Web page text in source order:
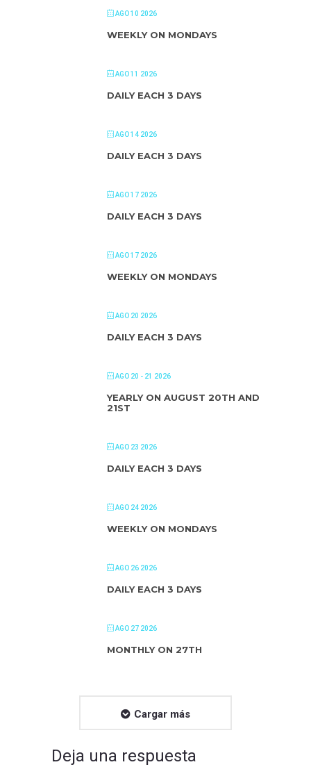
AGO 10 2026
WEEKLY ON MONDAYS
AGO 11 2026
DAILY EACH 3 DAYS
AGO 14 2026
DAILY EACH 3 DAYS
AGO 17 2026
DAILY EACH 3 DAYS
AGO 17 2026
WEEKLY ON MONDAYS
AGO 20 2026
DAILY EACH 3 DAYS
AGO 20 - 21 2026
YEARLY ON AUGUST 20TH AND
21ST
AGO 23 2026
DAILY EACH 3 DAYS
AGO 24 2026
WEEKLY ON MONDAYS
AGO 26 2026
DAILY EACH 3 DAYS
AGO 27 2026
MONTHLY ON 27TH
Cargar más
Deja una respuesta